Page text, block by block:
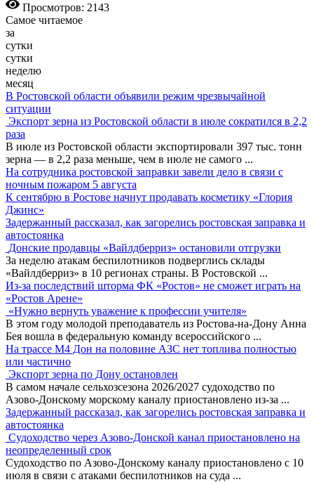
Просмотров: 2143
Самое читаемое
за
сутки
сутки
неделю
месяц
В Ростовской области объявили режим чрезвычайной
ситуации
Экспорт зерна из Ростовской области в июле сократился в 2,2
раза
В июле из Ростовской области экспортировали 397 тыс. тонн
зерна — в 2,2 раза меньше, чем в июле не самого ...
На сотрудника ростовской заправки завели дело в связи с
ночным пожаром 5 августа
К сентябрю в Ростове начнут продавать косметику «Глория
Джинс»
Задержанный рассказал, как загорелись ростовская заправка и
автостоянка
Донские продавцы «Вайлдберриз» остановили отгрузки
За неделю атакам беспилотников подверглись склады
«Вайлдберриз» в 10 регионах страны. В Ростовской ...
Из-за последствий шторма ФК «Ростов» не сможет играть на
«Ростов Арене»
«Нужно вернуть уважение к профессии учителя»
В этом году молодой преподаватель из Ростова-на-Дону Анна
Бея вошла в федеральную команду всероссийского ...
На трассе М4 Дон на половине АЗС нет топлива полностью
или частично
Экспорт зерна по Дону остановлен
В самом начале сельхозсезона 2026/2027 судоходство по
Азово-Донскому морскому каналу приостановлено из-за ...
Задержанный рассказал, как загорелись ростовская заправка и
автостоянка
Судоходство через Азово-Донской канал приостановлено на
неопределенный срок
Судоходство по Азово-Донскому каналу приостановлено с 10
июля в связи с атаками беспилотников на суда ...